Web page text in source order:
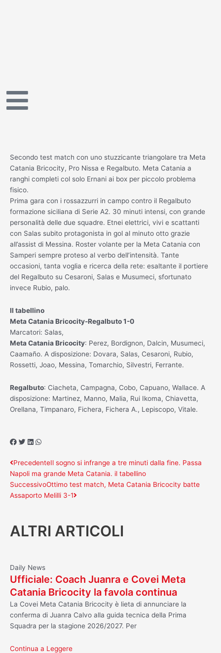
Secondo test match con uno stuzzicante triangolare tra Meta
Catania Bricocity, Pro Nissa e Regalbuto. Meta Catania a
ranghi completi col solo Ernani ai box per piccolo problema
fisico.
Prima gara con i rossazzurri in campo contro il Regalbuto
formazione siciliana di Serie A2. 30 minuti intensi, con grande
personalità delle due squadre. Etnei elettrici, vivi e scattanti
con Salas subito protagonista in gol al minuto otto grazie
all’assist di Messina. Roster volante per la Meta Catania con
Samperi sempre proteso al verbo dell’intensità. Tante
occasioni, tanta voglia e ricerca della rete: esaltante il portiere
del Regalbuto su Cesaroni, Salas e Musumeci, sfortunato
invece Rubio, palo.
Il tabellino
Meta Catania Bricocity-Regalbuto 1-0
Marcatori: Salas,
Meta Catania Bricocity: Perez, Bordignon, Dalcin, Musumeci,
Caamaño. A disposizione: Dovara, Salas, Cesaroni, Rubio,
Rossetti, Joao, Messina, Tomarchio, Silvestri, Ferrante.
Regalbuto: Ciacheta, Campagna, Cobo, Capuano, Wallace. A
disposizione: Martinez, Manno, Malia, Rui Ikoma, Chiavetta,
Orellana, Timpanaro, Fichera, Fichera A., Lepiscopo, Vitale.
Precedente
PrecedenteIl sogno si infrange a tre minuti dalla fine. Passa
Napoli ma grande Meta Catania. il tabellino
SuccessivoOttimo test match, Meta Catania Bricocity batte
Assaporto Melilli 3-1
Successivo
ALTRI ARTICOLI
Daily News
Ufficiale: Coach Juanra e Covei Meta
Catania Bricocity la favola continua
La Covei Meta Catania Bricocity è lieta di annunciare la
conferma di Juanra Calvo alla guida tecnica della Prima
Squadra per la stagione 2026/2027. Per
Continua a Leggere